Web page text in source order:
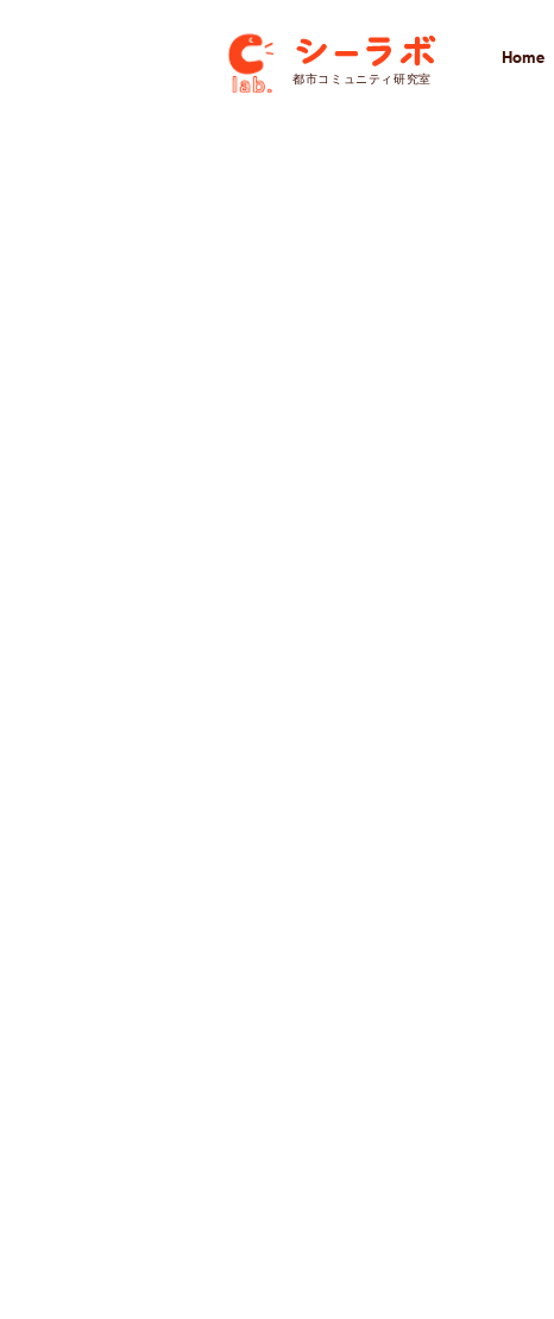
​都市コミュニティ研究室
Home